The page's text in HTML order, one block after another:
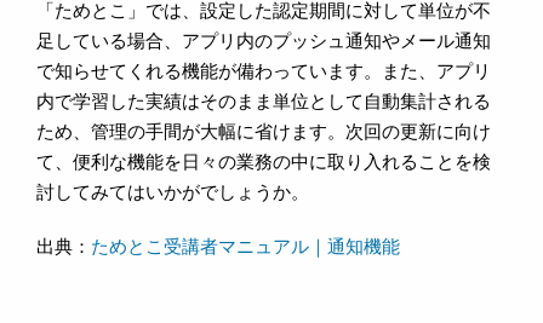
「ためとこ」では、設定した認定期間に対して単位が不
足している場合、アプリ内のプッシュ通知やメール通知
で知らせてくれる機能が備わっています。また、アプリ
内で学習した実績はそのまま単位として自動集計される
ため、管理の手間が大幅に省けます。次回の更新に向け
て、便利な機能を日々の業務の中に取り入れることを検
討してみてはいかがでしょうか。
出典： ためとこ受講者マニュアル｜通知機能